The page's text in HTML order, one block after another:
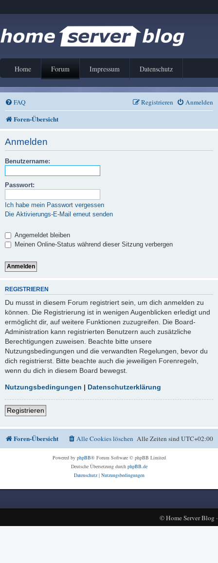
Home Forum Impressum Datenschutz
FAQ Anmelden
Registrieren
Foren-Übersicht
Anmelden
Benutzername:
Passwort:
Ich habe mein Passwort vergessen
Die Aktivierungs-E-Mail erneut senden
Angemeldet bleiben
Meinen Online-Status während dieser Sitzung verbergen
REGISTRIEREN
Du musst in diesem Forum registriert sein, um dich anmelden zu
können. Die Registrierung ist in wenigen Augenblicken erledigt und
ermöglicht dir, auf weitere Funktionen zuzugreifen. Die Board-
Administration kann registrierten Benutzern auch zusätzliche
Berechtigungen zuweisen. Beachte bitte unsere
Nutzungsbedingungen und die verwandten Regelungen, bevor du
dich registrierst. Bitte beachte auch die jeweiligen Forenregeln,
wenn du dich in diesem Board bewegst.
Nutzungsbedingungen | Datenschutzerklärung
Registrieren
Foren-Übersicht Alle Zeiten sindUTC+02:00
Alle Cookies löschen
Powered by phpBB® Forum Software © phpBB Limited
Deutsche Übersetzung durch phpBB.de
Datenschutz| Nutzungsbedingungen
©Home Server Blog